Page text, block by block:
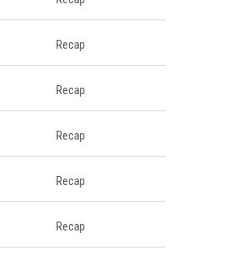
Recap
Recap
Recap
Recap
Recap